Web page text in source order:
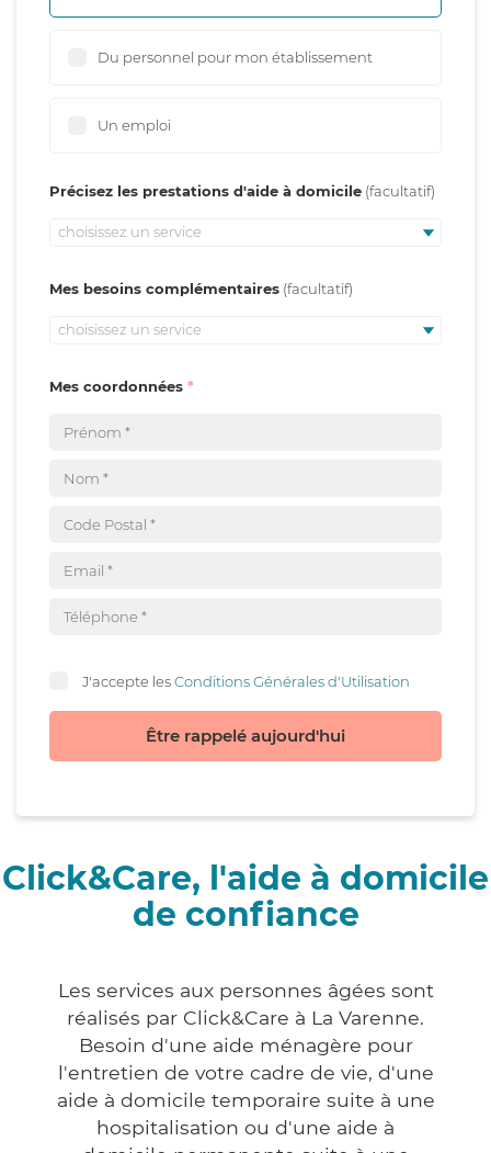
Du personnel pour mon établissement
Un emploi
Précisez les prestations d'aide à domicile
choisissez un service
Mes besoins complémentaires
choisissez un service
Mes coordonnées
J'accepte lesConditions Générales d'Utilisation
Être rappelé aujourd'hui
Click&Care, l'aide à domicile
de confiance
Les services aux personnes âgées sont
réalisés par Click&Care à La Varenne.
Besoin d'une aide ménagère pour
l'entretien de votre cadre de vie, d'une
aide à domicile temporaire suite à une
hospitalisation ou d'une aide à